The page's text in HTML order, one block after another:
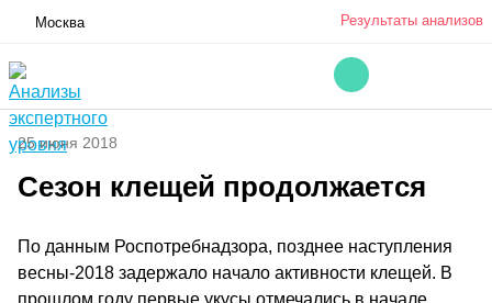
Москва Результаты анализов
25 июня 2018
Сезон клещей продолжается
По данным Роспотребнадзора, позднее наступления
весны-2018 задержало начало активности клещей. В
прошлом году первые укусы отмечались в начале